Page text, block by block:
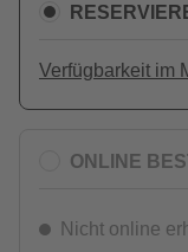
Verfügbarkeit im
ONLINE
Nicht online